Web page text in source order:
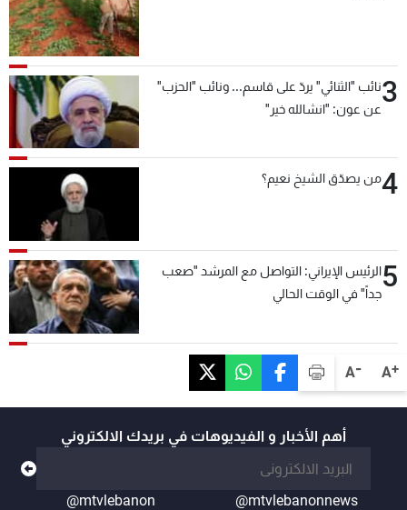
A+
A-
3نائب "الثنائي" يردّ على قاسم... ونائب "الحزب"
عن عون: "انشالله خير"
4من يصدّق الشيخ نعيم؟
5الرئيس الإيراني: التواصل مع المرشد "صعب
جداً" في الوقت الحالي
أهم الأخبار و الفيديوهات في بريدك الالكتروني
@mtvlebanonnews
@mtvlebanon